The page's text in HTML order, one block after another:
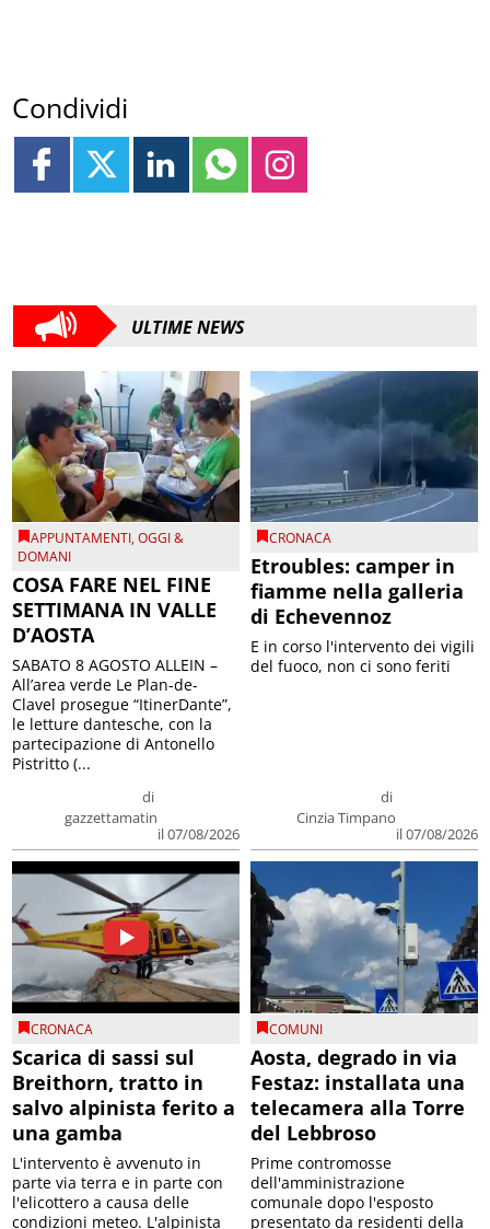
Condividi
ULTIME NEWS
APPUNTAMENTI,OGGI &
DOMANI
COSA FARE NEL FINE
SETTIMANA IN VALLE
D’AOSTA
di
gazzettamatin
il 07/08/2026
SABATO 8 AGOSTO ALLEIN –
All’area verde Le Plan-de-
Clavel prosegue “ItinerDante”,
le letture dantesche, con la
partecipazione di Antonello
Pistritto (...
CRONACA
Etroubles: camper in
fiamme nella galleria
di Echevennoz
di
Cinzia Timpano
il 07/08/2026
E in corso l'intervento dei vigili
del fuoco, non ci sono feriti
CRONACA
Scarica di sassi sul
Breithorn, tratto in
salvo alpinista ferito a
una gamba
L'intervento è avvenuto in
parte via terra e in parte con
l'elicottero a causa delle
condizioni meteo. L'alpinista
COMUNI
Aosta, degrado in via
Festaz: installata una
telecamera alla Torre
del Lebbroso
Prime contromosse
dell'amministrazione
comunale dopo l'esposto
presentato da residenti della